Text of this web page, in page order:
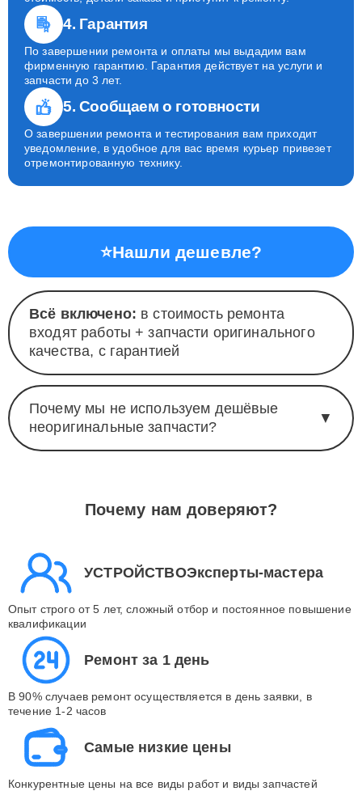
4. Гарантия
По завершении ремонта и оплаты мы выдадим вам
фирменную гарантию. Гарантия действует на услуги и
запчасти до 3 лет.
5. Сообщаем о готовности
О завершении ремонта и тестирования вам приходит
уведомление, в удобное для вас время курьер привезет
отремонтированную технику.
⭐Нашли дешевле?
Всё включено: в стоимость ремонта
входят работы + запчасти оригинального
качества, с гарантией
Почему мы не используем дешёвые
неоригинальные запчасти?
▼
Почему нам доверяют?
УСТРОЙСТВОЭксперты-мастера
Опыт строго от 5 лет, сложный отбор и постоянное повышение
квалификации
Ремонт за 1 день
В 90% случаев ремонт осуществляется в день заявки, в
течение 1-2 часов
Самые низкие цены
Конкурентные цены на все виды работ и виды запчастей